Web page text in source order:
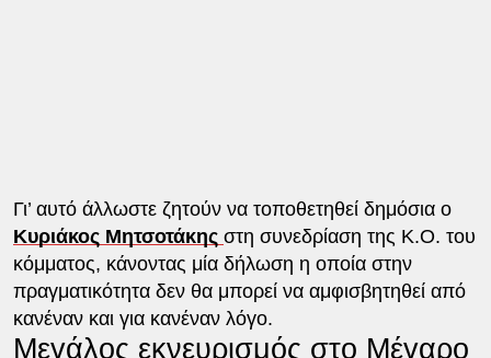
Γι’ αυτό άλλωστε ζητούν να τοποθετηθεί δημόσια ο
Κυριάκος Μητσοτάκης στη συνεδρίαση της Κ.Ο. του
κόμματος, κάνοντας μία δήλωση η οποία στην
πραγματικότητα δεν θα μπορεί να αμφισβητηθεί από
κανέναν και για κανέναν λόγο.
Μεγάλος εκνευρισμός στο Μέγαρο